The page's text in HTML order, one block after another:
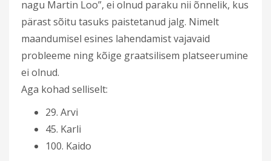
nagu Martin Loo”, ei olnud paraku nii õnnelik, kus
pärast sõitu tasuks paistetanud jalg. Nimelt
maandumisel esines lahendamist vajavaid
probleeme ning kõige graatsilisem platseerumine
ei olnud.
Aga kohad selliselt:
29. Arvi
45. Karli
100. Kaido